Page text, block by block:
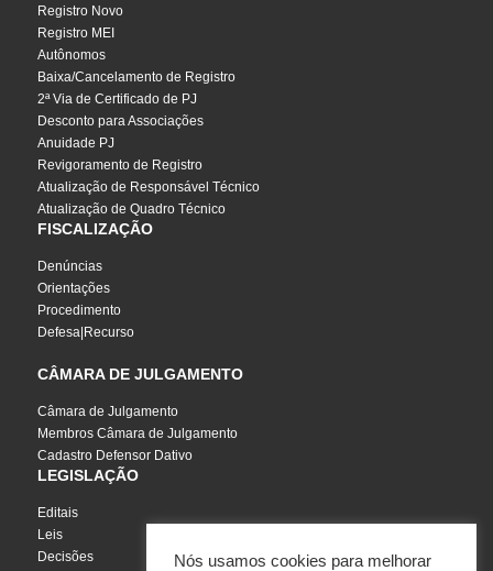
Registro Novo
Registro MEI
Autônomos
Baixa/Cancelamento de Registro
2ª Via de Certificado de PJ
Desconto para Associações
Anuidade PJ
Revigoramento de Registro
Atualização de Responsável Técnico
Atualização de Quadro Técnico
FISCALIZAÇÃO
Denúncias
Orientações
Procedimento
Defesa|Recurso
CÂMARA DE JULGAMENTO
Câmara de Julgamento
Membros Câmara de Julgamento
Cadastro Defensor Dativo
LEGISLAÇÃO
Editais
Leis
Decisões
Nós usamos cookies para melhorar